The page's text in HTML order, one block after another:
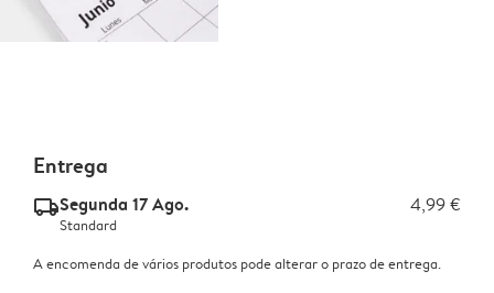
Entrega
delivery_standard_v2Segunda 17 Ago. 4,99 €
Standard
A encomenda de vários produtos pode alterar o prazo de entrega.